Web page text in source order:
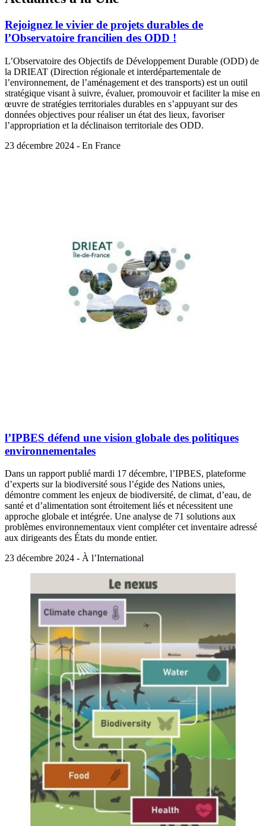
Rejoignez le vivier de projets durables de
l’Observatoire francilien des ODD !
L’Observatoire des Objectifs de Développement Durable (ODD) de
la DRIEAT (Direction régionale et interdépartementale de
l’environnement, de l’aménagement et des transports) est un outil
stratégique visant à suivre, évaluer, promouvoir et faciliter la mise en
œuvre de stratégies territoriales durables en s’appuyant sur des
données objectives pour réaliser un état des lieux, favoriser
l’appropriation et la déclinaison territoriale des ODD.
23 décembre 2024 - En France
l’IPBES défend une vision globale des politiques
environnementales
Dans un rapport publié mardi 17 décembre, l’IPBES, plateforme
d’experts sur la biodiversité sous l’égide des Nations unies,
démontre comment les enjeux de biodiversité, de climat, d’eau, de
santé et d’alimentation sont étroitement liés et nécessitent une
approche globale et intégrée. Une analyse de 71 solutions aux
problèmes environnementaux vient compléter cet inventaire adressé
aux dirigeants des États du monde entier.
23 décembre 2024 - À l’International